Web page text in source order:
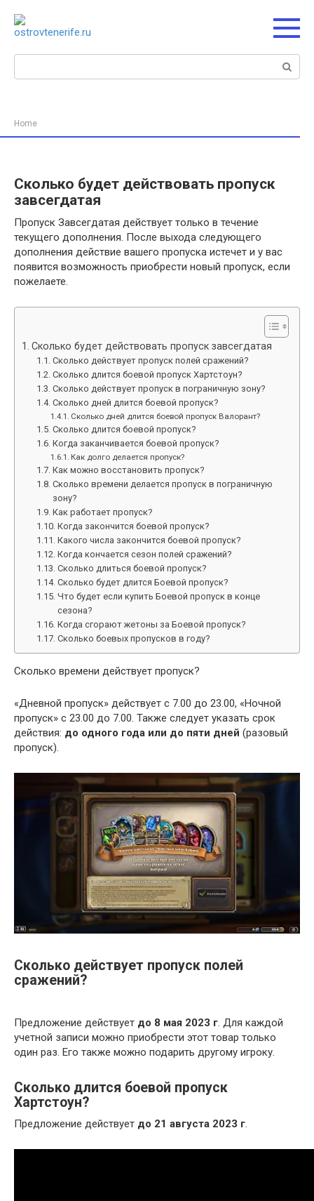
контенту
Поиск:
Home
Сколько будет действовать пропуск
завсегдатая
Пропуск Завсегдатая действует только в течение
текущего дополнения. После выхода следующего
дополнения действие вашего пропуска истечет и у вас
появится возможность приобрести новый пропуск, если
пожелаете.
Сколько будет действовать пропуск завсегдатая
Сколько действует пропуск полей сражений?
Сколько длится боевой пропуск Хартстоун?
Сколько действует пропуск в пограничную зону?
Сколько дней длится боевой пропуск?
Сколько дней длится боевой пропуск Валорант?
Сколько длится боевой пропуск?
Когда заканчивается боевой пропуск?
Как долго делается пропуск?
Как можно восстановить пропуск?
Сколько времени делается пропуск в пограничную
зону?
Как работает пропуск?
Когда закончится боевой пропуск?
Какого числа закончится боевой пропуск?
Когда кончается сезон полей сражений?
Сколько длиться боевой пропуск?
Сколько будет длится Боевой пропуск?
Что будет если купить Боевой пропуск в конце
сезона?
Когда сгорают жетоны за Боевой пропуск?
Сколько боевых пропусков в году?
Сколько времени действует пропуск?
«Дневной пропуск» действует с 7.00 до 23.00, «Ночной
пропуск» с 23.00 до 7.00. Также следует указать срок
действия: до одного года или до пяти дней (разовый
пропуск).
Сколько действует пропуск полей
сражений?
Предложение действует до 8 мая 2023 г. Для каждой
учетной записи можно приобрести этот товар только
один раз. Его также можно подарить другому игроку.
Сколько длится боевой пропуск
Хартстоун?
Предложение действует до 21 августа 2023 г.